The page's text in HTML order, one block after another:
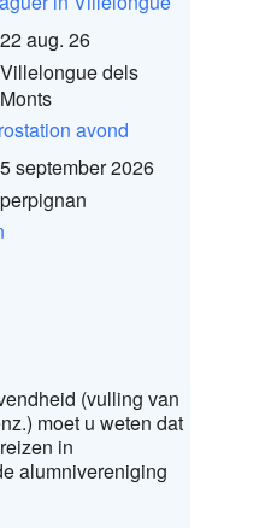
22 aug. 26
Villelongue dels
Monts
avond
5 september 2026
perpignan
(vulling van
moet u weten dat
in
alumnivereniging